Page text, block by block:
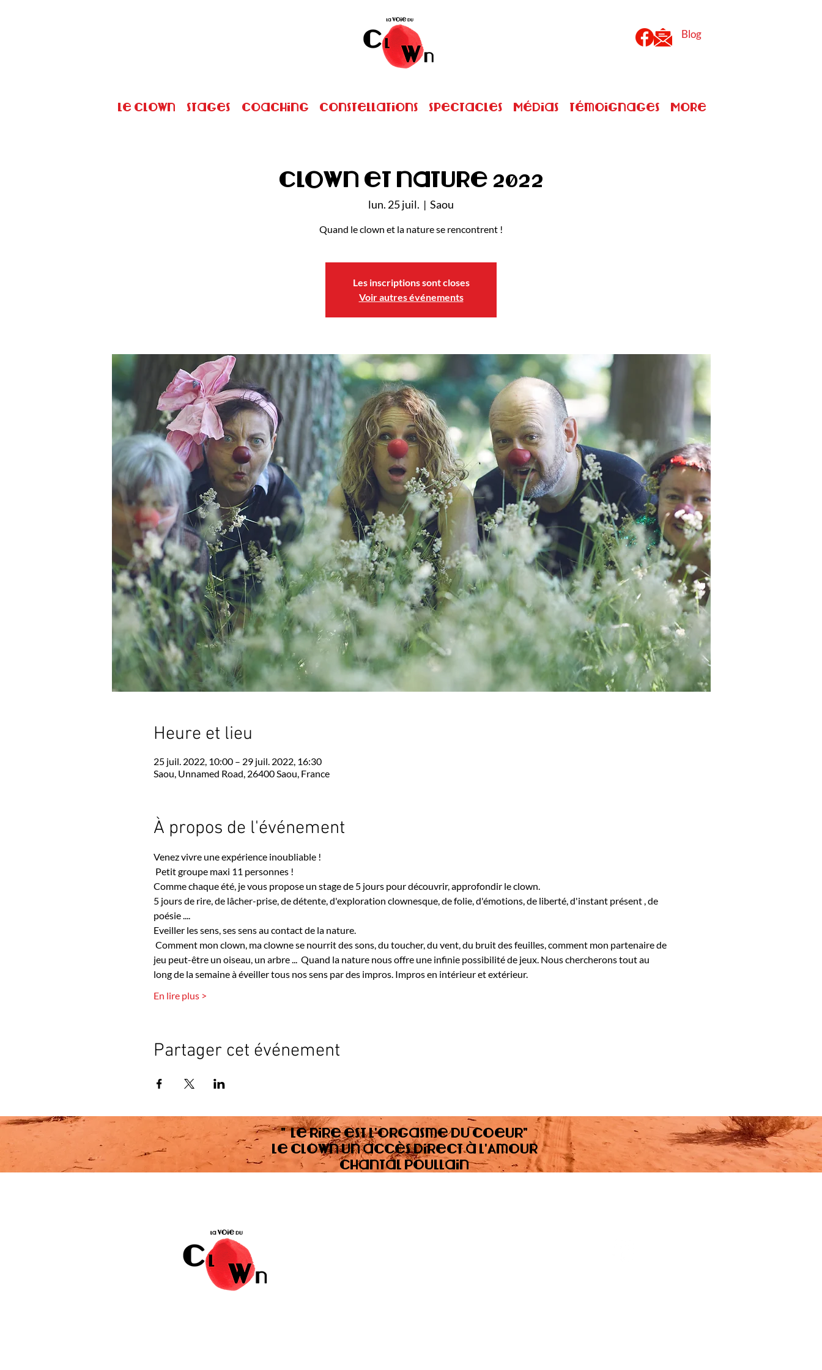
Le Clown Stages Coaching Constellations Spectacles Médias Témoignages More
Blog
Clown et nature 2022
lun. 25 juil.
  |
Saou
Quand le clown et la nature se rencontrent !
Les inscriptions sont closes
Voir autres événements
Heure et lieu
25 juil. 2022, 10:00 – 29 juil. 2022, 16:30
Saou, Unnamed Road, 26400 Saou, France
À propos de l'événement
Venez vivre une expérience inoubliable !
Petit groupe maxi 11 personnes !
Comme chaque été, je vous propose un stage de 5 jours pour découvrir, approfondir le clown.
5 jours de rire, de lâcher-prise, de détente, d'exploration clownesque, de folie, d'émotions, de liberté, d'instant présent , de
poésie ....
Eveiller les sens, ses sens au contact de la nature.
Comment mon clown, ma clowne se nourrit des sons, du toucher, du vent, du bruit des feuilles, comment mon partenaire de
jeu peut-être un oiseau, un arbre ...  Quand la nature nous offre une infinie possibilité de jeux. Nous chercherons tout au
long de la semaine à éveiller tous nos sens par des impros. Impros en intérieur et extérieur.
En lire plus >
Partager cet événement
" Le rire est l'orgasme du coeur"
Le clown un accès direct à l'Amour
Chantal Poullain